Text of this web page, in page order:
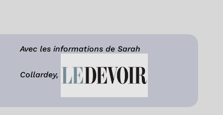
Avec les informations de Sarah
Collardey,